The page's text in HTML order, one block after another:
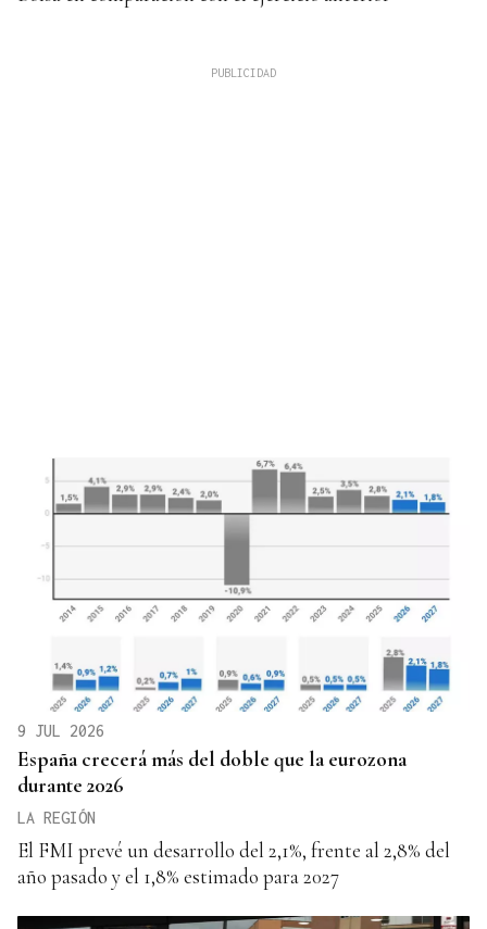
9 JUL 2026
España crecerá más del doble que la eurozona
durante 2026
LA REGIÓN
El FMI prevé un desarrollo del 2,1%, frente al 2,8% del
año pasado y el 1,8% estimado para 2027